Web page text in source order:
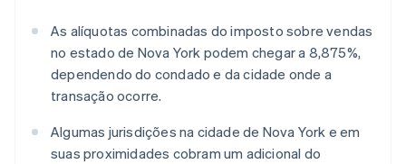
As alíquotas combinadas do imposto sobre vendas
no estado de Nova York podem chegar a 8,875%,
dependendo do condado e da cidade onde a
transação ocorre.
Algumas jurisdições na cidade de Nova York e em
suas proximidades cobram um adicional do